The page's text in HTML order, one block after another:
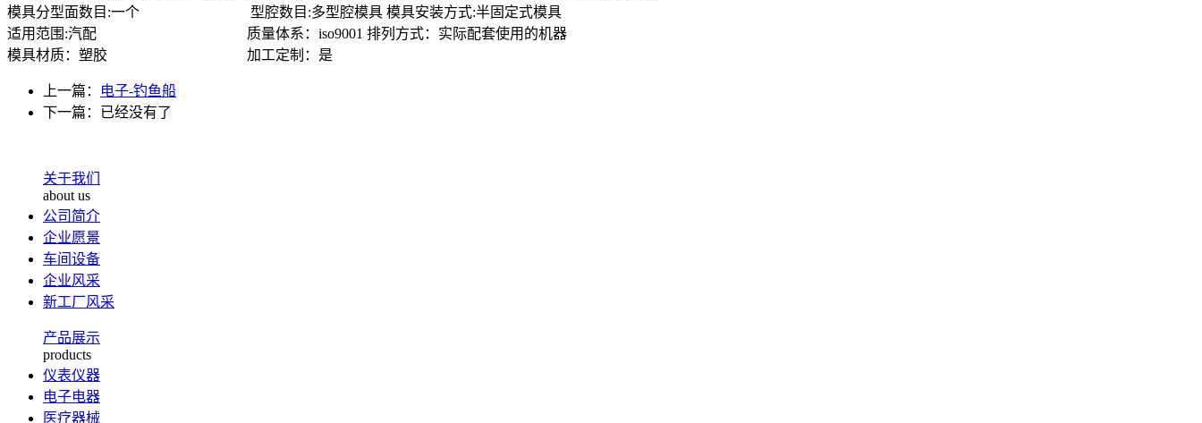
模具分型面数目:一个 型腔数目:多型腔模具 模具安装方式:半固定式模具
适用范围:汽配 质量体系：iso9001 排列方式：实际配套使用的机器
模具材质：塑胶 加工定制：是
上一篇：
电子-钓鱼船
下一篇：已经没有了
关于我们
about us
公司简介
企业愿景
车间设备
企业风采
新工厂风采
产品展示
products
仪表仪器
电子电器
医疗器械